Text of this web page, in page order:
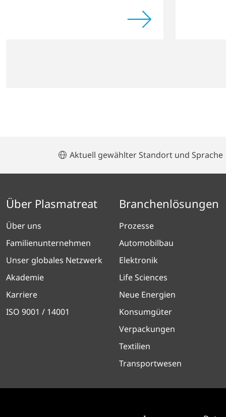
Aktuell gewählter Standort und Sprache
Über Plasmatreat
Über uns
Familienunternehmen
Unser globales Netzwerk
Akademie
Karriere
ISO 9001 / 14001
Branchenlösungen
Prozesse
Automobilbau
Elektronik
Life Sciences
Neue Energien
Konsumgüter
Verpackungen
Textilien
Transportwesen